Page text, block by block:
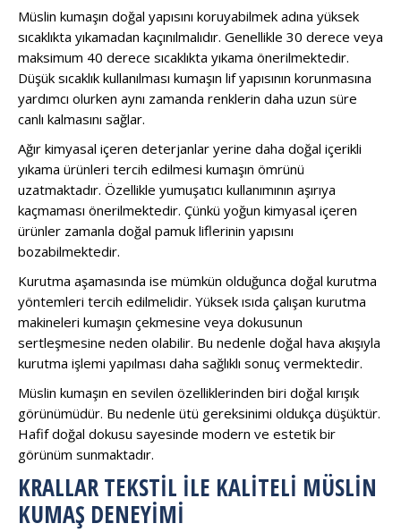
Müslin kumaşın doğal yapısını koruyabilmek adına yüksek
sıcaklıkta yıkamadan kaçınılmalıdır. Genellikle 30 derece veya
maksimum 40 derece sıcaklıkta yıkama önerilmektedir.
Düşük sıcaklık kullanılması kumaşın lif yapısının korunmasına
yardımcı olurken aynı zamanda renklerin daha uzun süre
canlı kalmasını sağlar.
Ağır kimyasal içeren deterjanlar yerine daha doğal içerikli
yıkama ürünleri tercih edilmesi kumaşın ömrünü
uzatmaktadır. Özellikle yumuşatıcı kullanımının aşırıya
kaçmaması önerilmektedir. Çünkü yoğun kimyasal içeren
ürünler zamanla doğal pamuk liflerinin yapısını
bozabilmektedir.
Kurutma aşamasında ise mümkün olduğunca doğal kurutma
yöntemleri tercih edilmelidir. Yüksek ısıda çalışan kurutma
makineleri kumaşın çekmesine veya dokusunun
sertleşmesine neden olabilir. Bu nedenle doğal hava akışıyla
kurutma işlemi yapılması daha sağlıklı sonuç vermektedir.
Müslin kumaşın en sevilen özelliklerinden biri doğal kırışık
görünümüdür. Bu nedenle ütü gereksinimi oldukça düşüktür.
Hafif doğal dokusu sayesinde modern ve estetik bir
görünüm sunmaktadır.
KRALLAR TEKSTIL ILE KALITELI MÜSLIN
KUMAŞ DENEYIMI